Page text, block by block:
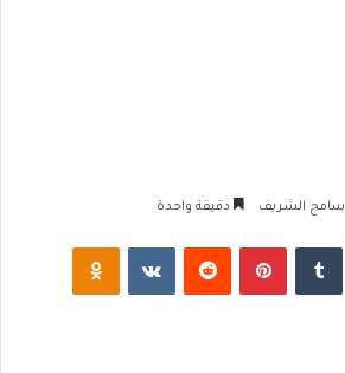
سامح الشريف دقيقة واحدة
لينكدإن بينتيريست